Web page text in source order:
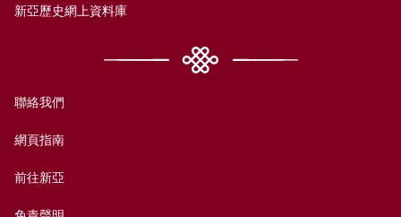
新亞歷史網上資料庫
聯絡我們
網頁指南
前往新亞